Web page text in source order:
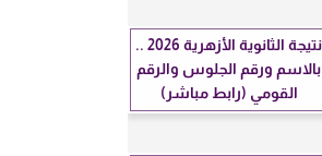
نتيجة الثانوية الأزهرية 2026 ..
بالاسم ورقم الجلوس والرقم
القومي (رابط مباشر)